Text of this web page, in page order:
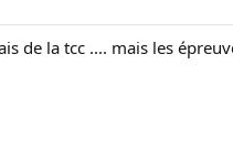
de la tcc .... mais les